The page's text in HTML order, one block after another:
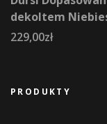
dekoltem
229,00zł
PRODUKTY